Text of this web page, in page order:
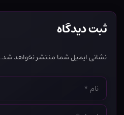
ثبت دیدگاه
نشانی ایمیل شما منتشر نخواهد شد.
نام
*
ایمیل